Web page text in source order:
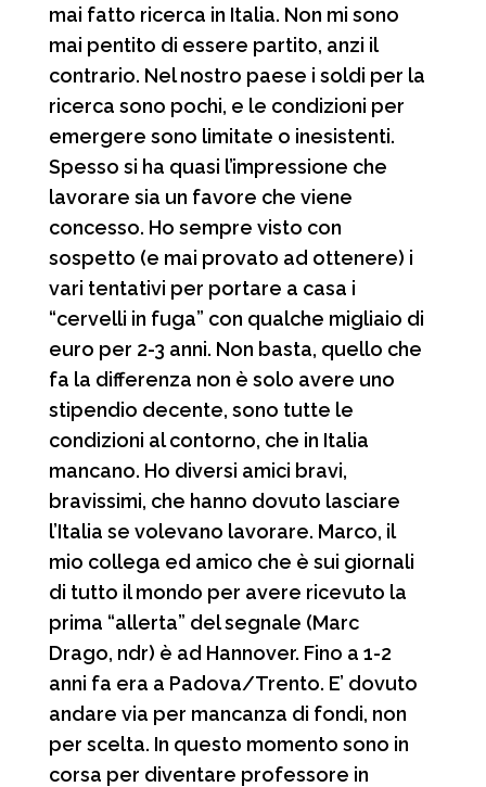
mai fatto ricerca in Italia. Non mi sono
mai pentito di essere partito, anzi il
contrario. Nel nostro paese i soldi per la
ricerca sono pochi, e le condizioni per
emergere sono limitate o inesistenti.
Spesso si ha quasi l’impressione che
lavorare sia un favore che viene
concesso. Ho sempre visto con
sospetto (e mai provato ad ottenere) i
vari tentativi per portare a casa i
“cervelli in fuga” con qualche migliaio di
euro per 2-3 anni. Non basta, quello che
fa la differenza non è solo avere uno
stipendio decente, sono tutte le
condizioni al contorno, che in Italia
mancano. Ho diversi amici bravi,
bravissimi, che hanno dovuto lasciare
l’Italia se volevano lavorare. Marco, il
mio collega ed amico che è sui giornali
di tutto il mondo per avere ricevuto la
prima “allerta” del segnale (Marc
Drago, ndr) è ad Hannover. Fino a 1-2
anni fa era a Padova/Trento. E’ dovuto
andare via per mancanza di fondi, non
per scelta. In questo momento sono in
corsa per diventare professore in